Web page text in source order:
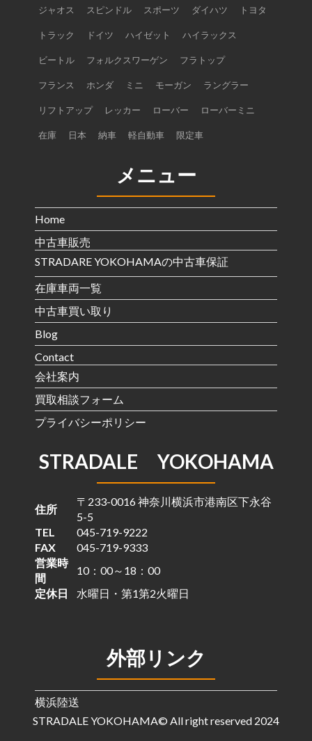
ジャオス スピンドル スポーツ ダイハツ トヨタ
トラック ドイツ ハイゼット ハイラックス
ビートル フォルクスワーゲン フラトップ
フランス ホンダ ミニ モーガン ラングラー
リフトアップ レッカー ローバー ローバーミニ
在庫 日本 納車 軽自動車 限定車
メニュー
Home
中古車販売
STRADARE YOKOHAMAの中古車保証
在庫車両一覧
中古車買い取り
Blog
Contact
会社案内
買取相談フォーム
プライバシーポリシー
STRADALE YOKOHAMA
住所
〒233-0016 神奈川横浜市港南区下永谷
5-5
TEL
045-719-9222
FAX
045-719-9333
営業時
間
10：00～18：00
定休日
水曜日・第1第2火曜日
外部リンク
横浜陸送
STRADALE YOKOHAMA© All right reserved 2024